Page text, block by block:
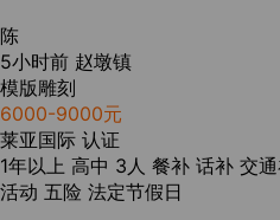
陈
5小时前 赵墩镇
模版雕刻
6000-9000元
莱亚国际 认证
1年以上 高中 3人 餐补 话补 交
活动 五险 法定节假日